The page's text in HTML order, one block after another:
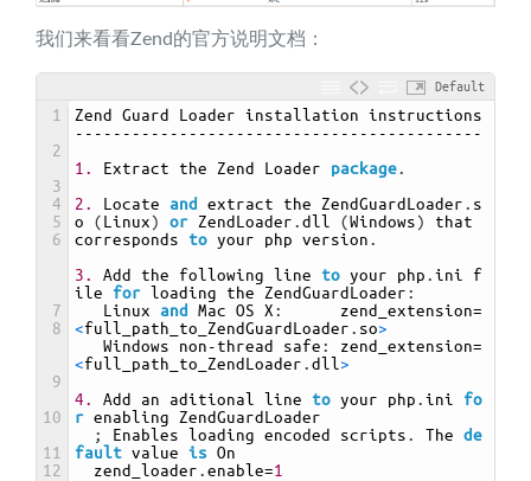
我们来看看Zend的官方说明文档：
Default
1
2
3
4
5
6
7
8
9
10
11
12
Zend Guard Loader installation instructions
-------------------------------------------
1.
Extract the Zend Loader package.
2.
Locate and extract the ZendGuardLoader . s
o
( Linux) or ZendLoader . dll (Windows)
corresponds to your php version .
3.
Add the following line to your php . ini f
ile for loading the ZendGuardLoader :
Linux and Mac OS X : zend_extension=
<full_path_to_ZendGuardLoader . so>
Windows non - thread safe : zend_extension=
<full_path_to_ZendLoader . dll>
4.
Add an aditional line to your php . ini fo
r enabling ZendGuardLoader
;
Enables loading encoded scripts . The de
fault value is On
zend_loader . enable=1